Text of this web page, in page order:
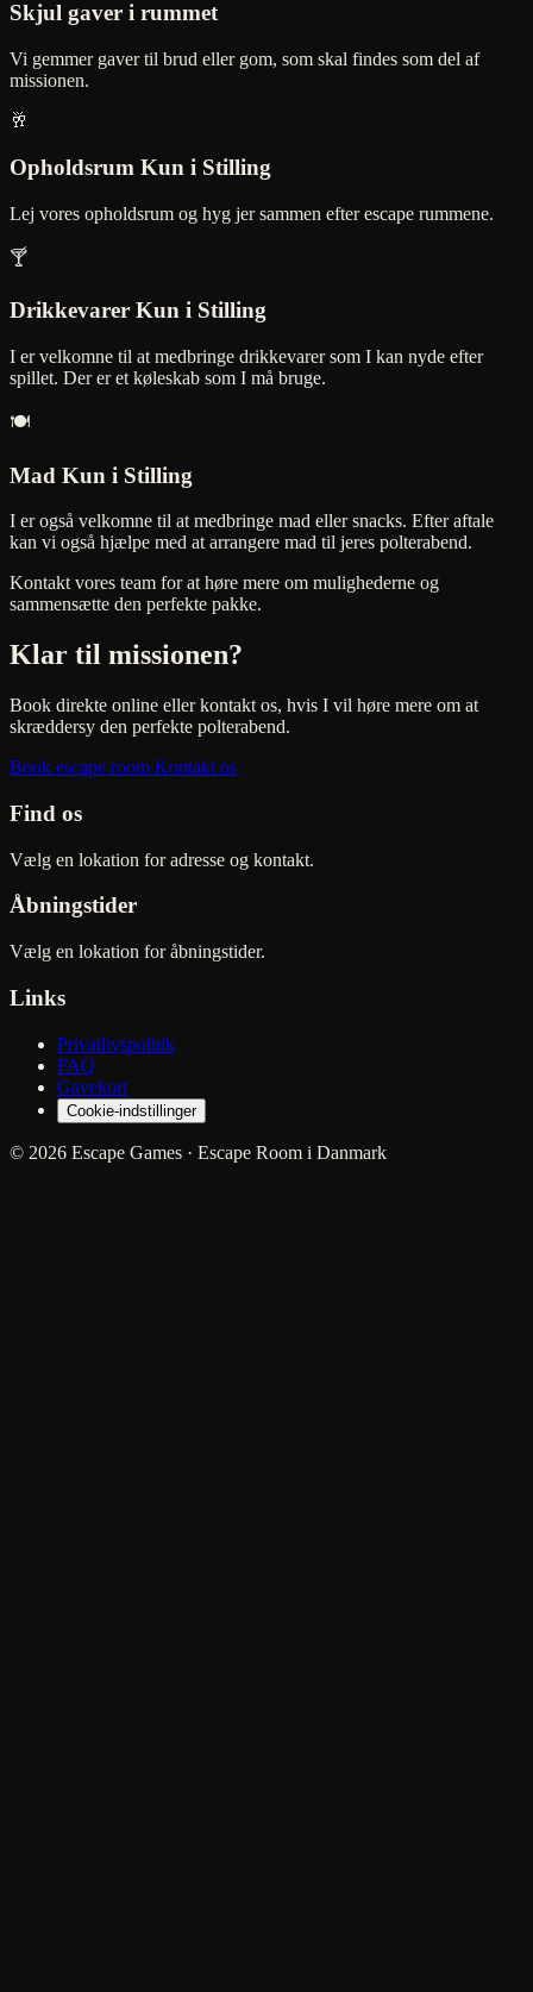
Skjul gaver i rummet
Vi gemmer gaver til brud eller gom, som skal findes som del af
missionen.
🥂
Opholdsrum Kun i Stilling
Lej vores opholdsrum og hyg jer sammen efter escape rummene.
🍸
Drikkevarer Kun i Stilling
I er velkomne til at medbringe drikkevarer som I kan nyde efter
spillet. Der er et køleskab som I må bruge.
🍽️
Mad Kun i Stilling
I er også velkomne til at medbringe mad eller snacks. Efter aftale
kan vi også hjælpe med at arrangere mad til jeres polterabend.
Kontakt vores team for at høre mere om mulighederne og
sammensætte den perfekte pakke.
Klar til missionen?
Book direkte online eller kontakt os, hvis I vil høre mere om at
skræddersy den perfekte polterabend.
Book escape room Kontakt os
Find os
Vælg en lokation for adresse og kontakt.
Åbningstider
Vælg en lokation for åbningstider.
Links
Privatlivspolitik
FAQ
Gavekort
Cookie-indstillinger
© 2026 Escape Games · Escape Room i Danmark